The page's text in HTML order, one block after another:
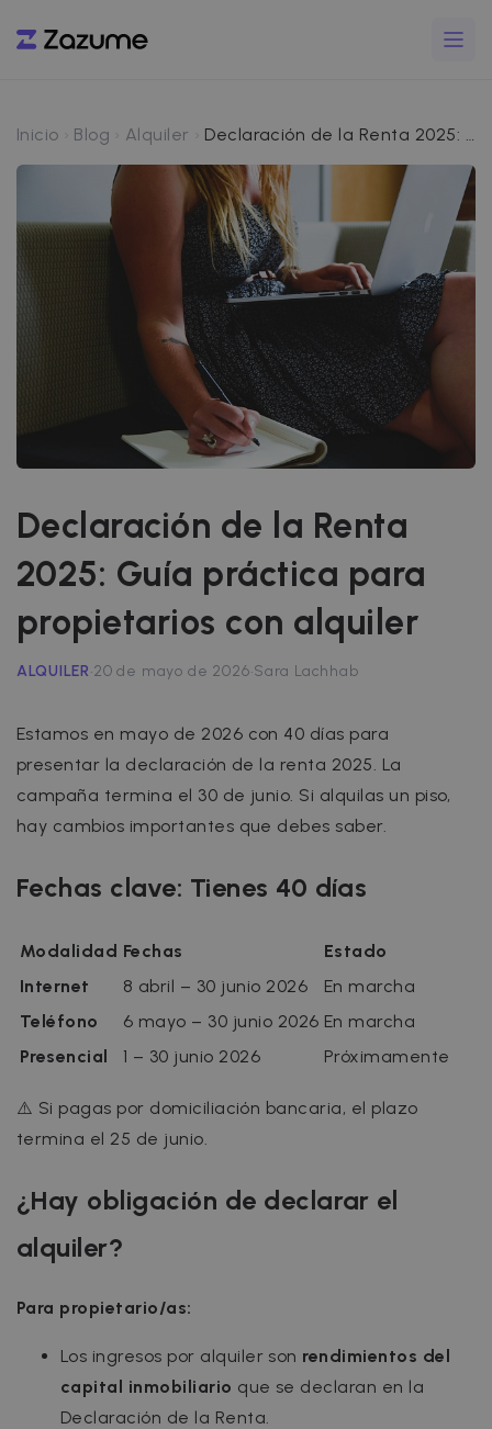
Inicio Blog Alquiler Declaración de la Renta 2025: Guía práctica para propietarios con alquiler
Declaración de la Renta
2025: Guía práctica para
propietarios con alquiler
ALQUILER·20 de mayo de 2026·Sara Lachhab
Estamos en mayo de 2026 con 40 días para
presentar la declaración de la renta 2025. La
campaña termina el 30 de junio. Si alquilas un piso,
hay cambios importantes que debes saber.
Fechas clave: Tienes 40 días
Modalidad Fechas
Estado
Internet
8 abril – 30 junio 2026
En marcha
Teléfono
6 mayo – 30 junio 2026 En marcha
Presencial
1 – 30 junio 2026 Próximamente
⚠️ Si pagas por domiciliación bancaria, el plazo
termina el 25 de junio.
¿Hay obligación de declarar el
alquiler?
Para propietario/as:
Los ingresos por alquiler son rendimientos del
capital inmobiliario que se declaran en la
Declaración de la Renta.